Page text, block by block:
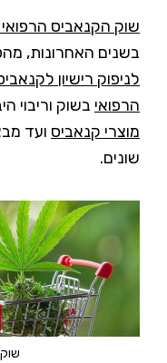
שוק הקנאביס
בשנים האחרונות,
לניפוק רישיון
הרפואי בשוק וריבוי
מוצרי קנאביס ועד
שונים.